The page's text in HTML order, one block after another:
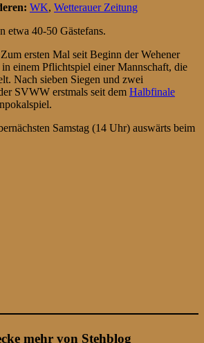
WK, Wetterauer Zeitung
etwa 40-50 Gästefans.
Zum ersten Mal seit Beginn der Wehener
einem Pflichtspiel einer Mannschaft, die
Nach sieben Siegen und zwei
SVWW erstmals seit dem Halbfinale
Samstag (14 Uhr) auswärts beim
mehr von Stehblog